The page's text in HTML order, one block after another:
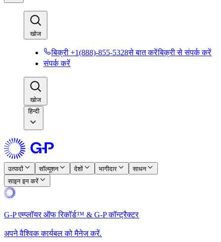
खोज​​
बिक्री +1(888)-855-5328से बात करें​​बिक्री से संपर्क करें​​
संपर्क करें​​
खोज​​
हिन्दी
उत्पादों​​ सॉल्यूशन​​ देशों​​ भागीदार​​
साधन​​
साइन इन करें​​
G-P एम्प्लॉयर ऑफ रिकॉर्ड™ & G-P कॉन्ट्रैक्टर​​
अपने वैश्विक कार्यबल को मैनेज करें.​​